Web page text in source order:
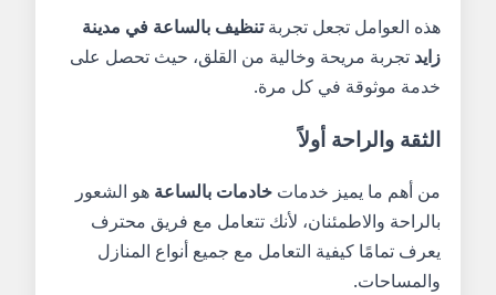
هذه العوامل تجعل تجربةتنظيف بالساعة في مدينة
زايد تجربة مريحة وخالية من القلق، حيث تحصل على
خدمة موثوقة في كل مرة.
الثقة والراحة أولاً
من أهم ما يميز خدمات خادمات بالساعة هو الشعور
بالراحة والاطمئنان، لأنك تتعامل مع فريق محترف
يعرف تمامًا كيفية التعامل مع جميع أنواع المنازل
والمساحات.